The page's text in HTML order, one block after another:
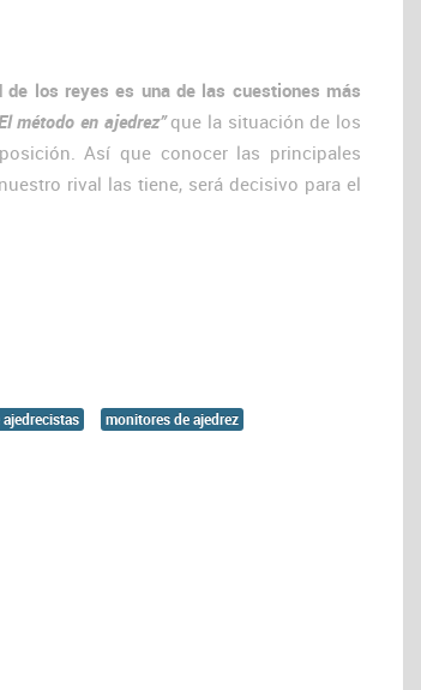
de los reyes es una de las cuestiones más
método en ajedrez”que la situación de los
Así que conocer las principales
rival las tiene, será decisivo para el
monitores de ajedrez